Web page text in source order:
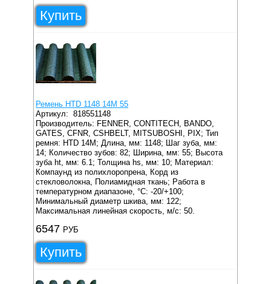
Купить
Ремень HTD 1148 14M 55
Артикул:818551148
Производитель: FENNER, CONTITECH, BANDO,
GATES, CFNR, CSHBELT, MITSUBOSHI, PIX; Тип
ремня: HTD 14M; Длина, мм: 1148; Шаг зуба, мм:
14; Количество зубов: 82; Ширина, мм: 55; Высота
зуба ht, мм: 6.1; Толщина hs, мм: 10; Материал:
Компаунд из полихлоропрена, Корд из
стекловолокна, Полиамидная ткань; Работа в
температурном диапазоне, °C: -20/+100;
Минимальный диаметр шкива, мм: 122;
Максимальная линейная скорость, м/с: 50.
6547 РУБ
Купить